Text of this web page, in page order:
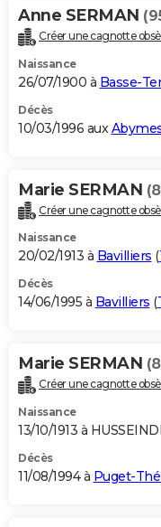
Anne SERMAN
Créer une cagnotte
Naissance
26/07/1900 à Basse-
Décès
10/03/1996 aux
Marie SERMAN
Créer une cagnotte
Naissance
20/02/1913 à Bavilliers (
Décès
14/06/1995 à Bavilliers (
Marie SERMAN
Créer une cagnotte
Naissance
13/10/1913 à
Décès
11/08/1994 à Puget-